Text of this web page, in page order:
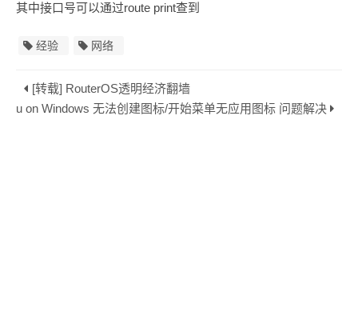
其中接口号可以通过route print查到
经验 网络
[转载] RouterOS透明经济翻墙
on Windows 无法创建图标/开始菜单无应用图标 问题解决